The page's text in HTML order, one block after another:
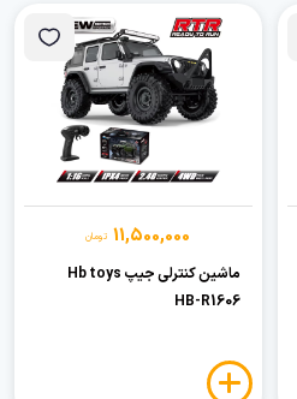
11,500,000 تومان
ماشین کنترلی جیپ Hb toys
HB-R1606